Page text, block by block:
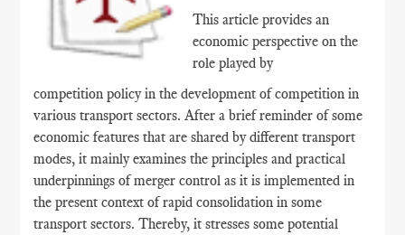
This article provides an
economic perspective on the
role played by
competition policy in the development of competition in
various transport sectors. After a brief reminder of some
economic features that are shared by different transport
modes, it mainly examines the principles and practical
underpinnings of merger control as it is implemented in
the present context of rapid consolidation in some
transport sectors. Thereby, it stresses some potential